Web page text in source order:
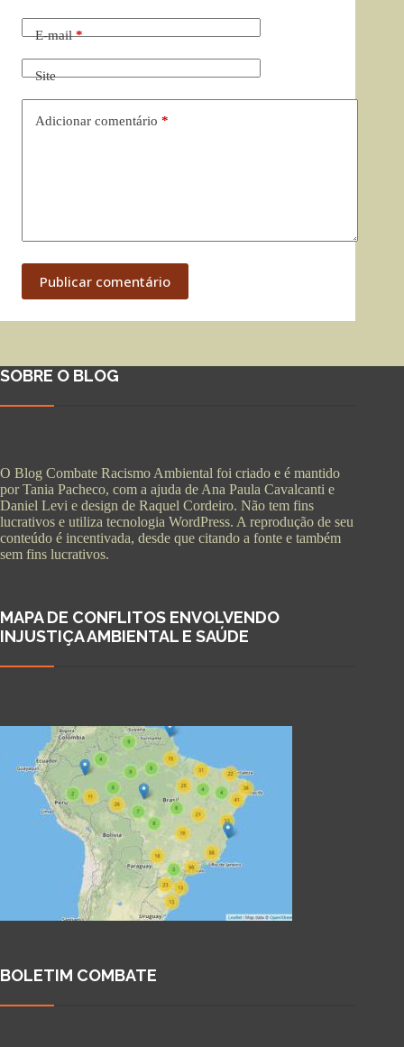
E-mail*
Site
Adicionar comentário *
Publicar comentário
SOBRE O BLOG
O Blog Combate Racismo Ambiental foi criado e é mantido
por Tania Pacheco, com a ajuda de Ana Paula Cavalcanti e
Daniel Levi e design de Raquel Cordeiro. Não tem fins
lucrativos e utiliza tecnologia WordPress. A reprodução de seu
conteúdo é incentivada, desde que citando a fonte e também
sem fins lucrativos.
MAPA DE CONFLITOS ENVOLVENDO
INJUSTIÇA AMBIENTAL E SAÚDE
BOLETIM COMBATE